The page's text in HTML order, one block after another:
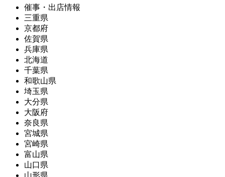
催事・出店情報
三重県
京都府
佐賀県
兵庫県
北海道
千葉県
和歌山県
埼玉県
大分県
大阪府
奈良県
宮城県
宮崎県
富山県
山口県
山形県